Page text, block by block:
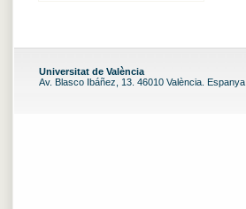
Universitat de València
Av. Blasco Ibáñez, 13. 46010 València. Espanya